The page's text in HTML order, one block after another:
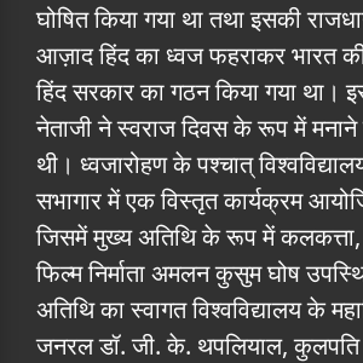
घोषित किया गया था तथा इसकी
आज़ाद हिंद का ध्वज फहराकर भारत
हिंद सरकार का गठन किया गया था।
नेताजी ने स्वराज दिवस के रूप में मनाने
थी। ध्वजारोहण के पश्चात्
सभागार में एक विस्तृत कार्यक्रम
जिसमें मुख्य अतिथि के रूप में कलकत्ता,
फिल्म निर्माता अमलन कुसुम घोष
अतिथि का स्वागत विश्वविद्यालय के
जनरल डॉ. जी. के. थपलियाल, कुलपति